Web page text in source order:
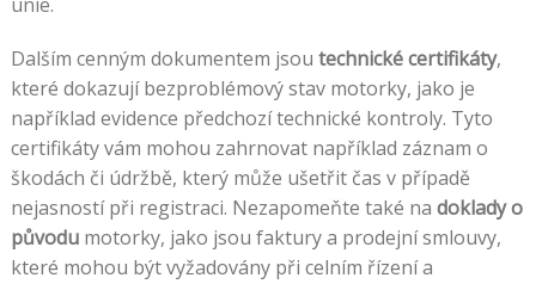
Dalším cenným dokumentem jsou technické certifikáty,
které dokazují bezproblémový stav motorky, jako je
například evidence předchozí technické kontroly. Tyto
certifikáty vám mohou zahrnovat například záznam o
škodách či údržbě, který může ušetřit čas v případě
nejasností při registraci. Nezapomeňte také na doklady o
původumotorky, jako jsou faktury a prodejní smlouvy,
které mohou být vyžadovány při celním řízení a